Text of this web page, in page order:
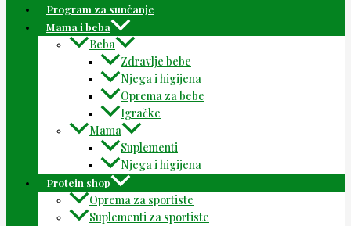
Program za sunčanje
Mama i beba
Beba
Zdravlje bebe
Njega i higijena
Oprema za bebe
Igračke
Mama
Suplementi
Njega i higijena
Protein shop
Oprema za sportiste
Suplementi za sportiste